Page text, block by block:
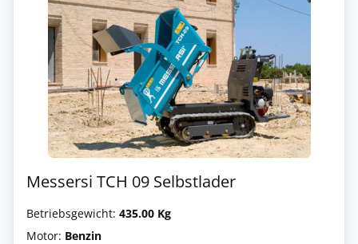
Messersi TCH 09 Selbstlader
Betriebsgewicht: 435.00 Kg
Motor: Benzin